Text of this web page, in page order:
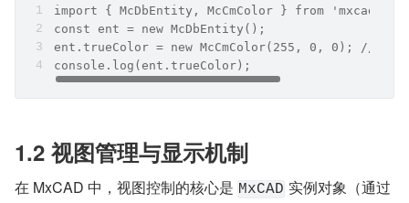
import { McDbEntity, McCmColor } from 'mxcad';
const ent = new McDbEntity();
ent.trueColor = new McCmColor(255, 0, 0); // 设置固
console.log(ent.trueColor);
1.2 视图管理与显示机制
在 MxCAD 中，视图控制的核心是 MxCAD